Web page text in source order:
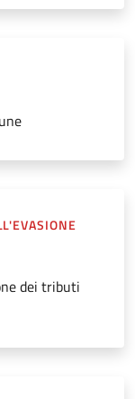
dei tributi